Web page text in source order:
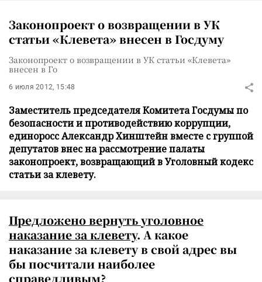
Законопроект о возвращении в УК
статьи «Клевета» внесен в Госдуму
Законопроект о возвращении в УК статьи «Клевета»
внесен в Го
6 июля 2012, 15:48
Заместитель председателя Комитета Госдумы по
безопасности и противодействию коррупции,
единоросс Александр Хинштейн вместе с группой
депутатов внес на рассмотрение палаты
законопроект, возвращающий в Уголовный кодекс
статьи за клевету.
Предложено вернутьуголовное
наказание за клевету. А какое
наказание за клевету в свой адрес вы
бы посчитали наиболее
справедливым?